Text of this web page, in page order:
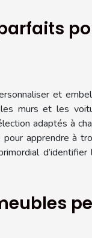
et
murs et les
adaptés à
apprendre à
d’identifier